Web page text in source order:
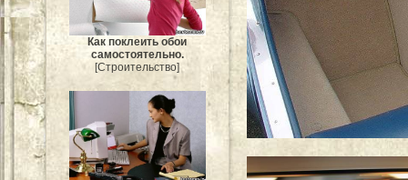
Как поклеить обои
самостоятельно.
[Строительство]